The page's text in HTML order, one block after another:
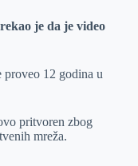
je da je video
12 godina u
pritvoren zbog
mreža.